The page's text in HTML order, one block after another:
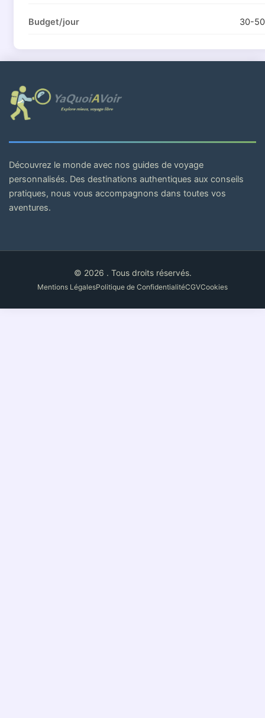
Budget/jour 30-
Découvrez le monde avec nos guides de voyage
personnalisés. Des destinations authentiques aux conseils
pratiques, nous vous accompagnons dans toutes vos
aventures.
© 2026 . Tous droits réservés.
Mentions LégalesPolitique de ConfidentialitéCGVCookies